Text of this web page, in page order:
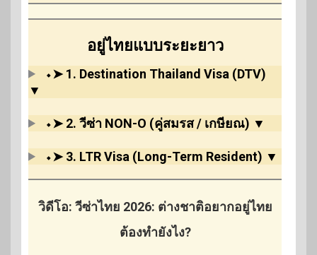
อยู่ไทยแบบระยะยาว
⬩➤ 1. Destination Thailand Visa (DTV)
▼
⬩➤ 2. วีซ่า NON-O (คู่สมรส / เกษียณ) ▼
⬩➤ 3. LTR Visa (Long-Term Resident) ▼
วิดีโอ: วีซ่าไทย 2026: ต่างชาติอยากอยู่ไทย
ต้องทำยังไง?